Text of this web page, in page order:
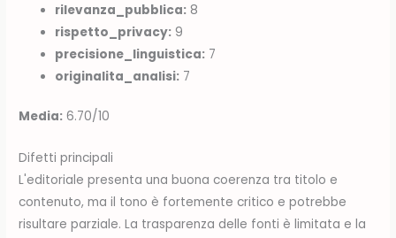
rilevanza_pubblica: 8
rispetto_privacy: 9
precisione_linguistica: 7
originalita_analisi: 7
Media: 6.70/10
Difetti principali
L'editoriale presenta una buona coerenza tra titolo e
contenuto, ma il tono è fortemente critico e potrebbe
risultare parziale. La trasparenza delle fonti è limitata e la